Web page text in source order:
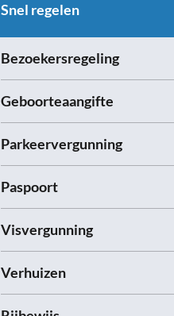
Snel regelen
Bezoekersregeling
Geboorteaangifte
Parkeervergunning
Paspoort
Visvergunning
Verhuizen